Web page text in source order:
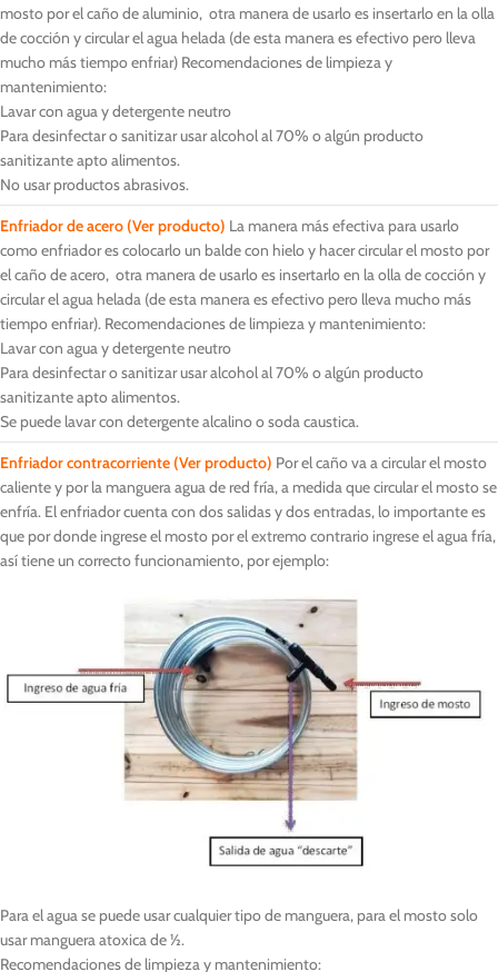
mosto por el caño de aluminio, otra manera de usarlo es insertarlo en la olla
de cocción y circular el agua helada (de esta manera es efectivo pero lleva
mucho más tiempo enfriar) Recomendaciones de limpieza y
mantenimiento:
Lavar con agua y detergente neutro
Para desinfectar o sanitizar usar alcohol al 70% o algún producto
sanitizante apto alimentos.
No usar productos abrasivos.
Enfriador de acero(Ver producto) La manera más efectiva para usarlo
como enfriador es colocarlo un balde con hielo y hacer circular el mosto por
el caño de acero, otra manera de usarlo es insertarlo en la olla de cocción y
circular el agua helada (de esta manera es efectivo pero lleva mucho más
tiempo enfriar). Recomendaciones de limpieza y mantenimiento:
Lavar con agua y detergente neutro
Para desinfectar o sanitizar usar alcohol al 70% o algún producto
sanitizante apto alimentos.
Se puede lavar con detergente alcalino o soda caustica.
Enfriador contracorriente(Ver producto) Por el caño va a circular el mosto
caliente y por la manguera agua de red fría, a medida que circular el mosto se
enfría. El enfriador cuenta con dos salidas y dos entradas, lo importante es
que por donde ingrese el mosto por el extremo contrario ingrese el agua fría,
así tiene un correcto funcionamiento, por ejemplo:
Para el agua se puede usar cualquier tipo de manguera, para el mosto solo
usar manguera atoxica de ½.
Recomendaciones de limpieza y mantenimiento: